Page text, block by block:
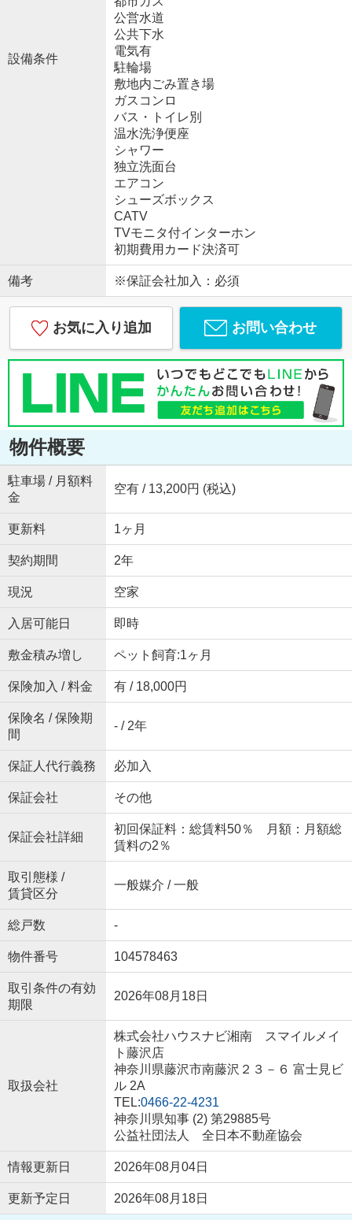
設備条件
公営水道
公共下水
電気有
駐輪場
敷地内ごみ置き場
ガスコンロ
バス・トイレ別
温水洗浄便座
シャワー
独立洗面台
エアコン
シューズボックス
CATV
TVモニタ付インターホン
初期費用カード決済可
備考 ※保証会社加入：必須
お気に入り追加 お問い合わせ
物件概要
駐車場 / 月額料
金
空有 / 13,200円 (税込)
更新料 1ヶ月
契約期間 2年
現況 空家
入居可能日 即時
敷金積み増し ペット飼育:1ヶ月
保険加入 / 料金 有 / 18,000円
保険名 / 保険期
間
- / 2年
保証人代行義務 必加入
保証会社 その他
保証会社詳細
初回保証料：総賃料50％ 月額：月額総
賃料の2％
取引態様 /
賃貸区分
一般媒介 / 一般
総戸数 -
物件番号 104578463
取引条件の有効
期限
2026年08月18日
取扱会社
株式会社ハウスナビ湘南 スマイルメイ
ト藤沢店
神奈川県藤沢市南藤沢２３－６ 富士見ビ
ル 2A
TEL:0466-22-4231
神奈川県知事 (2) 第29885号
公益社団法人 全日本不動産協会
情報更新日 2026年08月04日
更新予定日 2026年08月18日